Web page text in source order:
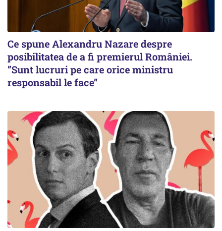
Ce spune Alexandru Nazare despre
posibilitatea de a fi premierul României.
”Sunt lucruri pe care orice ministru
responsabil le face”